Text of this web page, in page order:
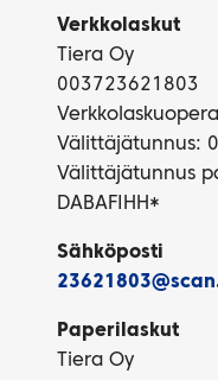
Verkkolaskut
Tiera Oy
003723621803
Välittäjätunnus:
Välittäjätunnus
DABAFIHH*
Sähköposti
Paperilaskut
Tiera Oy